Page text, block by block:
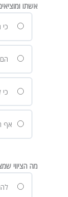
אשתו
אף
מה הציווי